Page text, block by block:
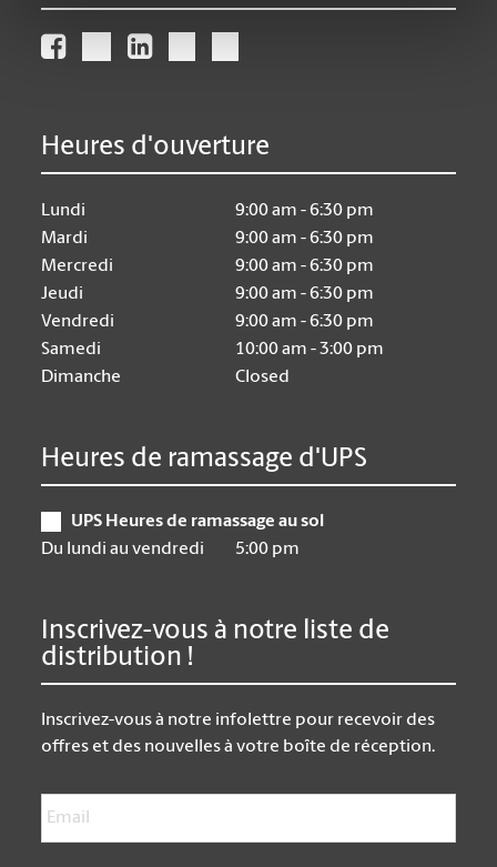
Heures d'ouverture
Lundi
9:00 am - 6:30 pm
Mardi
9:00 am - 6:30 pm
Mercredi
9:00 am - 6:30 pm
Jeudi
9:00 am - 6:30 pm
Vendredi
9:00 am - 6:30 pm
Samedi
10:00 am - 3:00 pm
Dimanche
Closed
Heures de ramassage d'UPS
UPS Heures de ramassage au sol
Du lundi au vendredi
5:00 pm
Inscrivez-vous à notre liste de
distribution !
Inscrivez-vous à notre infolettre pour recevoir des
offres et des nouvelles à votre boîte de réception.